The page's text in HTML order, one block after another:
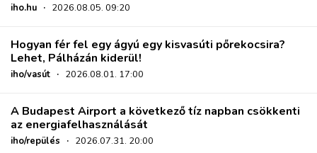
iho.hu · 2026.08.05. 09:20
Hogyan fér fel egy ágyú egy kisvasúti pőrekocsira?
Lehet, Pálházán kiderül!
iho/vasút · 2026.08.01. 17:00
A Budapest Airport a következő tíz napban csökkenti
az energiafelhasználását
iho/repülés · 2026.07.31. 20:00